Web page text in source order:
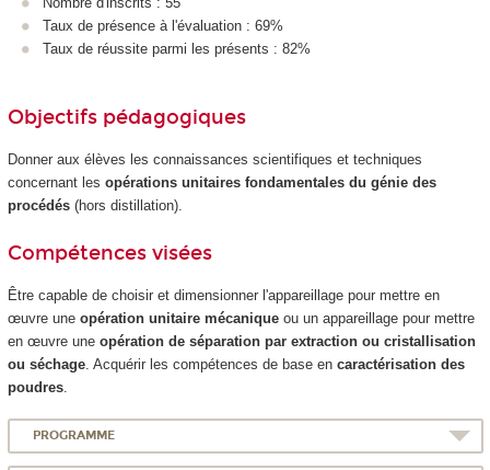
Taux de présence à l'évaluation : 69%
Taux de réussite parmi les présents : 82%
Objectifs pédagogiques
Donner aux élèves les connaissances scientifiques et techniques
concernant les opérations unitaires fondamentales du génie des
procédés(hors distillation).
Compétences visées
Être capable de choisir et dimensionner l'appareillage pour mettre en
œuvre une opération unitaire mécaniqueou un appareillage pour mettre
en œuvre une opération de séparation par extraction ou cristallisation
ou séchage. Acquérir les compétences de base en caractérisation des
poudres.
PROGRAMME